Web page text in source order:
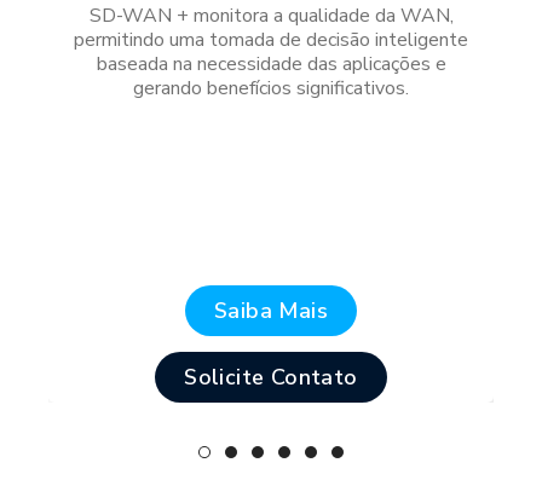
SD-WAN + monitora a qualidade da WAN,
permitindo uma tomada de decisão inteligente
baseada na necessidade das aplicações e
gerando benefícios significativos.
Saiba Mais
Solicite Contato